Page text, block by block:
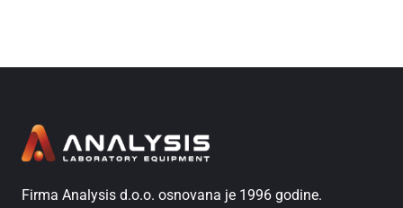
Firma Analysis d.o.o. osnovana je 1996 godine.